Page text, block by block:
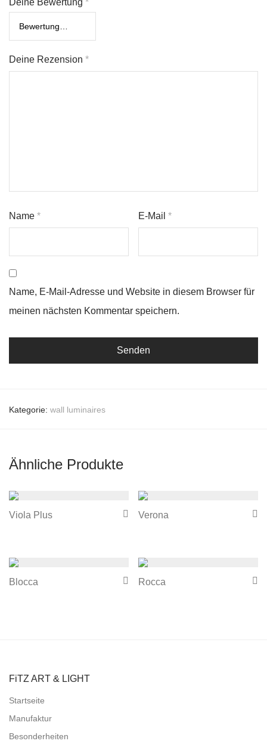
Deine Bewertung *
Deine Rezension *
Name * E-Mail*
Name, E-Mail-Adresse und Website in diesem Browser für
meinen nächsten Kommentar speichern.
Kategorie: wall luminaires
Ähnliche Produkte
Viola Plus Verona
Blocca Rocca
FiTZ ART & LIGHT
Startseite
Manufaktur
Besonderheiten